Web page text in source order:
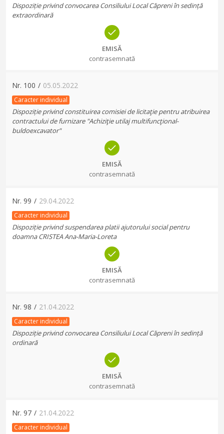
Dispoziție privind convocarea Consiliului Local Căpreni în sedință
extraordinară
EMISĂ
contrasemnată
Nr. 100 / 05.05.2022
Caracter individual
Dispoziție privind constituirea comisiei de licitaţie pentru atribuirea
contractului de furnizare "Achiziţie utilaj multifuncţional-
buldoexcavator"
EMISĂ
contrasemnată
Nr. 99 / 29.04.2022
Caracter individual
Dispoziție privind suspendarea platii ajutorului social pentru
doamna CRISTEA Ana-Maria-Loreta
EMISĂ
contrasemnată
Nr. 98 / 21.04.2022
Caracter individual
Dispoziție privind convocarea Consiliului Local Căpreni în sedință
ordinară
EMISĂ
contrasemnată
Nr. 97 / 21.04.2022
Caracter individual